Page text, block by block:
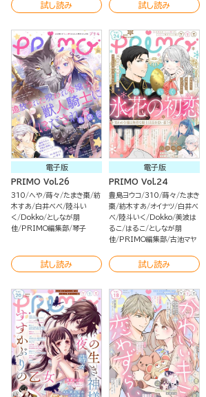
試し読み 試し読み
電子版
PRIMO Vol.26
310 へや 蒔々 たまき棗 紡
木すあ
白井べべ
陸斗い
く
Dokko としなが朋
佳
PRIMO編集部 琴子
試し読み
電子版
PRIMO Vol.24
豊島ヨウコ 310 蒔々 たまき
棗 紡木すあ オイナツ 白井べ
べ
陸斗いく Dokko 美波は
るこ
はるこ
としなが朋
佳
PRIMO編集部 古池マヤ
試し読み